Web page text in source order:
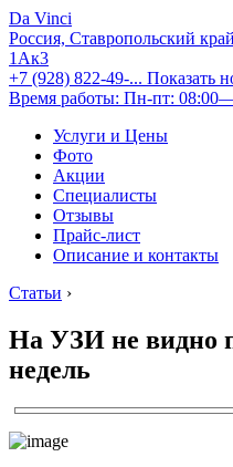
Da Vinci
Россия, Ставропольский
1Ак3
+7 (928) 822-49-... Показать
Время работы: Пн-пт:
Услуги и Цены
Фото
Акции
Специалисты
Отзывы
Прайс-лист
Описание и контакты
Статьи ›
На УЗИ не видно
недель